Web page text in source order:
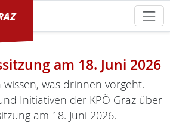
am 18. Juni 2026
was drinnen vorgeht.
Initiativen der KPÖ Graz über
am 18. Juni 2026.